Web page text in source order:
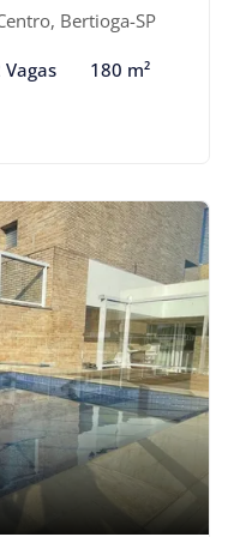
Bertioga-SP
Vagas 180 m²